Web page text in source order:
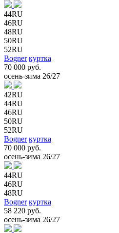
44RU
46RU
48RU
50RU
52RU
Bogner куртка
70 000 руб.
осень-зима 26/27
42RU
44RU
46RU
50RU
52RU
Bogner куртка
70 000 руб.
осень-зима 26/27
44RU
46RU
48RU
Bogner куртка
58 220 руб.
осень-зима 26/27